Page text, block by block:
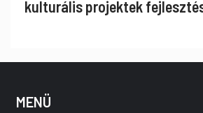
kulturális projektek
MENÜ